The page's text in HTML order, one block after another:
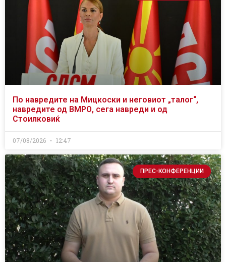
По навредите на Мицкоски и неговиот „талог“,
навредите од ВМРО, сега навреди и од
Стоилковиќ
07/08/2026 12:47
ПРЕС-КОНФЕРЕНЦИИ